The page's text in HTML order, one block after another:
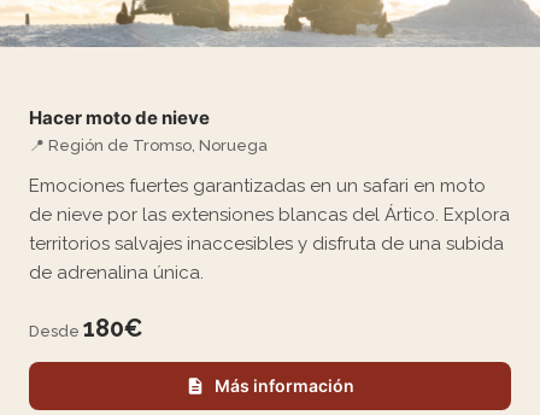
Hacer moto de nieve
📍 Región de Tromso, Noruega
Emociones fuertes garantizadas en un safari en moto
de nieve por las extensiones blancas del Ártico. Explora
territorios salvajes inaccesibles y disfruta de una subida
de adrenalina única.
Desde 180€
Más información